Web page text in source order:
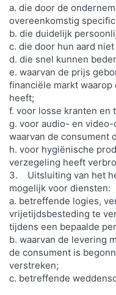
a. die door de
overeenkomstig
b. die duidelijk
c. die door hun aard
d. die snel kunnen
e. waarvan de prijs
financiële markt
heeft;
f. voor losse kranten en
g. voor audio- en
waarvan de consument
h. voor hygiënische
verzegeling heeft
3. Uitsluiting van het
mogelijk voor diensten:
a. betreffende logies,
vrijetijdsbesteding te
tijdens een bepaalde
b. waarvan de levering
de consument is
verstreken;
c. betreffende